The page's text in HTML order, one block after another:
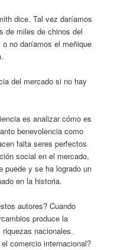
dice. Tal vez daríamos
de miles de chinos del
no daríamos el meñique
del mercado si no hay
es analizar cómo es
benevolencia como
falta seres perfectos
social en el mercado,
puede y se ha logrado un
en la historia.
autores? Cuando
produce la
nacionales.
comercio internacional?